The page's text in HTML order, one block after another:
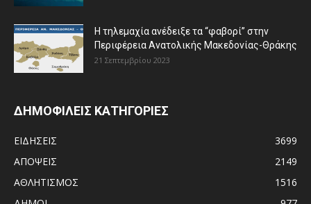
Η τηλεμαχία ανέδειξε τα “φαβορί” στην
Περιφέρεια Ανατολικής Μακεδονίας-Θράκης
21 Σεπτεμβρίου 2023
ΔΗΜΟΦΙΛΕΙΣ ΚΑΤΗΓΟΡΙΕΣ
ΕΙΔΗΣΕΙΣ
3699
ΑΠΟΨΕΙΣ
2149
ΑΘΛΗΤΙΣΜΟΣ
1516